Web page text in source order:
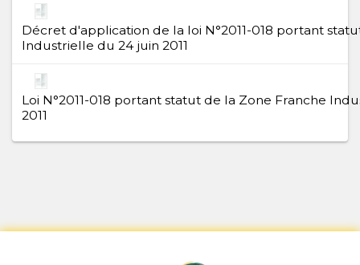
Décret d'application de la loi N°2011-018 portant
Industrielle du 24 juin 2011
Loi N°2011-018 portant statut de la Zone Franche
2011